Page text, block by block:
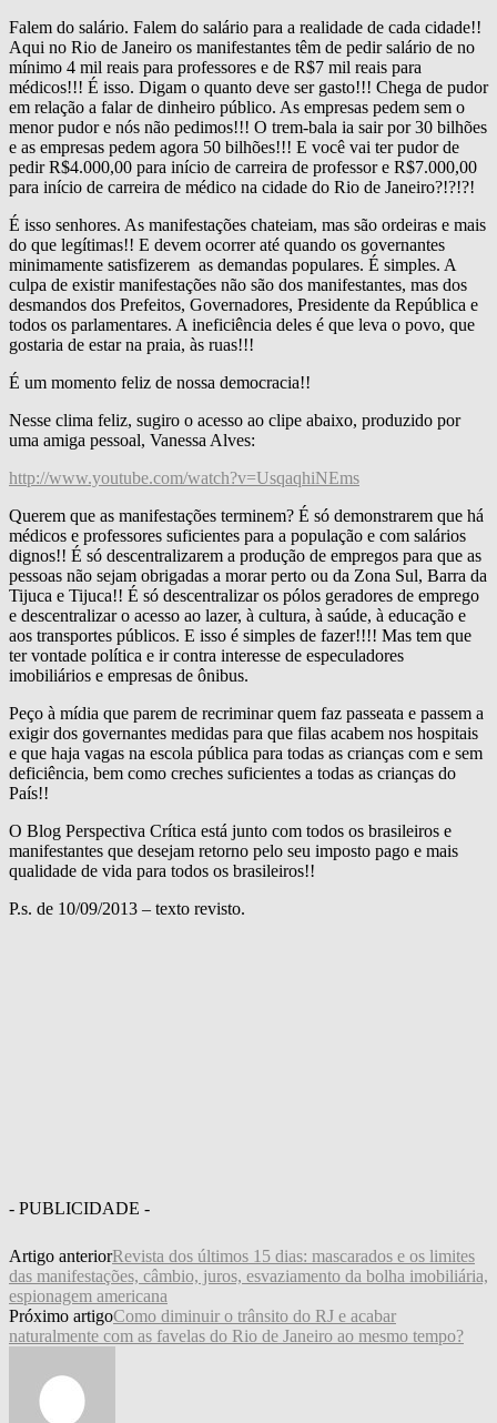
Falem do salário. Falem do salário para a realidade de cada cidade!!
Aqui no Rio de Janeiro os manifestantes têm de pedir salário de no
mínimo 4 mil reais para professores e de R$7 mil reais para
médicos!!! É isso. Digam o quanto deve ser gasto!!! Chega de pudor
em relação a falar de dinheiro público. As empresas pedem sem o
menor pudor e nós não pedimos!!! O trem-bala ia sair por 30 bilhões
e as empresas pedem agora 50 bilhões!!! E você vai ter pudor de
pedir R$4.000,00 para início de carreira de professor e R$7.000,00
para início de carreira de médico na cidade do Rio de Janeiro?!?!?!
É isso senhores. As manifestações chateiam, mas são ordeiras e mais
do que legítimas!! E devem ocorrer até quando os governantes
minimamente satisfizerem as demandas populares. É simples. A
culpa de existir manifestações não são dos manifestantes, mas dos
desmandos dos Prefeitos, Governadores, Presidente da República e
todos os parlamentares. A ineficiência deles é que leva o povo, que
gostaria de estar na praia, às ruas!!!
É um momento feliz de nossa democracia!!
Nesse clima feliz, sugiro o acesso ao clipe abaixo, produzido por
uma amiga pessoal, Vanessa Alves:
http://www.youtube.com/watch?v=UsqaqhiNEms
Querem que as manifestações terminem? É só demonstrarem que há
médicos e professores suficientes para a população e com salários
dignos!! É só descentralizarem a produção de empregos para que as
pessoas não sejam obrigadas a morar perto ou da Zona Sul, Barra da
Tijuca e Tijuca!! É só descentralizar os pólos geradores de emprego
e descentralizar o acesso ao lazer, à cultura, à saúde, à educação e
aos transportes públicos. E isso é simples de fazer!!!! Mas tem que
ter vontade política e ir contra interesse de especuladores
imobiliários e empresas de ônibus.
Peço à mídia que parem de recriminar quem faz passeata e passem a
exigir dos governantes medidas para que filas acabem nos hospitais
e que haja vagas na escola pública para todas as crianças com e sem
deficiência, bem como creches suficientes a todas as crianças do
País!!
O Blog Perspectiva Crítica está junto com todos os brasileiros e
manifestantes que desejam retorno pelo seu imposto pago e mais
qualidade de vida para todos os brasileiros!!
P.s. de 10/09/2013 – texto revisto.
- PUBLICIDADE -
Artigo anteriorRevista dos últimos 15 dias: mascarados e os limites
das manifestações, câmbio, juros, esvaziamento da bolha imobiliária,
espionagem americana
Próximo artigoComo diminuir o trânsito do RJ e acabar
naturalmente com as favelas do Rio de Janeiro ao mesmo tempo?